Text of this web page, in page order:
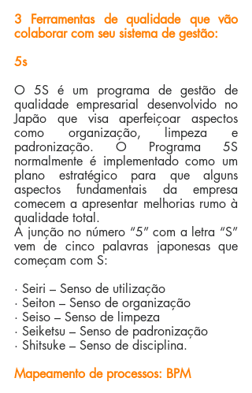
3 Ferramentas de qualidade que vão
colaborar com seu sistema de gestão:
5s
O 5S é um programa de gestão de
qualidade empresarial desenvolvido no
Japão que visa aperfeiçoar aspectos
como organização, limpeza e
padronização. O Programa 5S
normalmente é implementado como um
plano estratégico para que alguns
aspectos fundamentais da empresa
comecem a apresentar melhorias rumo à
qualidade total.
A junção no número “5” com a letra “S”
vem de cinco palavras japonesas que
começam com S:
· Seiri – Senso de utilização
· Seiton – Senso de organização
· Seiso – Senso de limpeza
· Seiketsu – Senso de padronização
· Shitsuke – Senso de disciplina.
Mapeamento de processos: BPM